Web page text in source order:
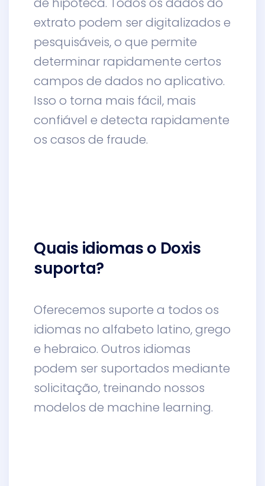
extrato podem ser digitalizados e
pesquisáveis, o que permite
determinar rapidamente certos
campos de dados no aplicativo.
Isso o torna mais fácil, mais
confiável e detecta rapidamente
os casos de fraude.
Quais idiomas o Doxis
suporta?
Oferecemos suporte a todos os
idiomas no alfabeto latino, grego
e hebraico. Outros idiomas
podem ser suportados mediante
solicitação, treinando nossos
modelos de machine learning.